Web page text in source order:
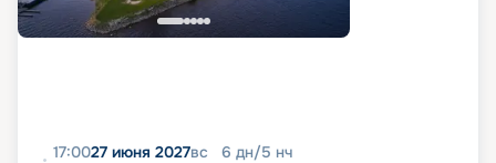
17:0027 июня 2027вс 6 дн/5 нч